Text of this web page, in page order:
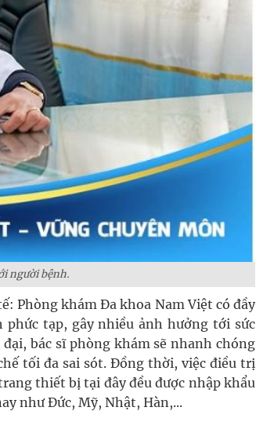
người bệnh.
Phòng khám Đa khoa Nam Việt có đầy
tạp, gây nhiều ảnh hưởng tới sức
bác sĩ phòng khám sẽ nhanh chóng
tối đa sai sót. Đồng thời, việc điều trị
thiết bị tại đây đều được nhập khẩu
như Đức, Mỹ, Nhật, Hàn,...